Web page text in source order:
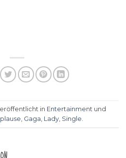
in Entertainment und
Gaga Lady, Single